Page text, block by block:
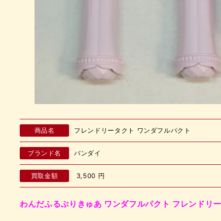
商品名 フレンドリータクト ワンダフルパクト
ブランド名 バンダイ
買取金額 3,500 円
わんだふるぷりきゅあ ワンダフルパクト フレンドリ